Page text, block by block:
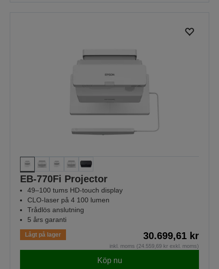
EB-770Fi Projector
49–100 tums HD-touch display
CLO-laser på 4 100 lumen
Trådlös anslutning
5 års garanti
Lågt på lager 30.699,61 kr
inkl. moms (24.559,69 kr exkl. moms)
Köp nu